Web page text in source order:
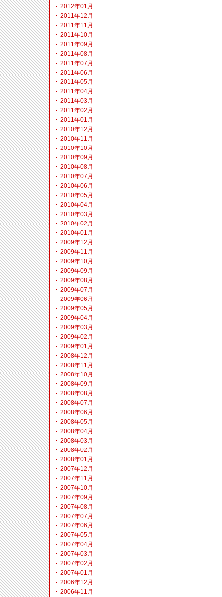
2012年01月
2011年12月
2011年11月
2011年10月
2011年09月
2011年08月
2011年07月
2011年06月
2011年05月
2011年04月
2011年03月
2011年02月
2011年01月
2010年12月
2010年11月
2010年10月
2010年09月
2010年08月
2010年07月
2010年06月
2010年05月
2010年04月
2010年03月
2010年02月
2010年01月
2009年12月
2009年11月
2009年10月
2009年09月
2009年08月
2009年07月
2009年06月
2009年05月
2009年04月
2009年03月
2009年02月
2009年01月
2008年12月
2008年11月
2008年10月
2008年09月
2008年08月
2008年07月
2008年06月
2008年05月
2008年04月
2008年03月
2008年02月
2008年01月
2007年12月
2007年11月
2007年10月
2007年09月
2007年08月
2007年07月
2007年06月
2007年05月
2007年04月
2007年03月
2007年02月
2007年01月
2006年12月
2006年11月